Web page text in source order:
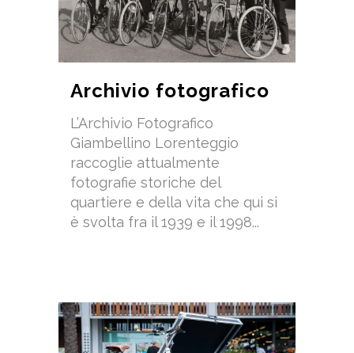
Archivio fotografico
L’Archivio Fotografico
Giambellino Lorenteggio
raccoglie attualmente
fotografie storiche del
quartiere e della vita che qui si
è svolta fra il 1939 e il 1998...